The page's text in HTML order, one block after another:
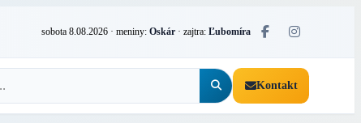
sobota 8.08.2026 · meniny: Oskár · zajtra: Ľubomíra
Kontakt